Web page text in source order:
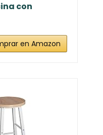
con
en Amazon